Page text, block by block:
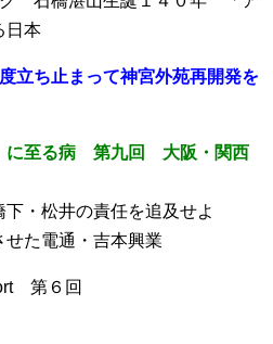
日本
立ち止まって神宮外苑再開発を
に至る病 第九回 大阪・関西
松井の責任を追及せよ
た電通・吉本興業
第６回